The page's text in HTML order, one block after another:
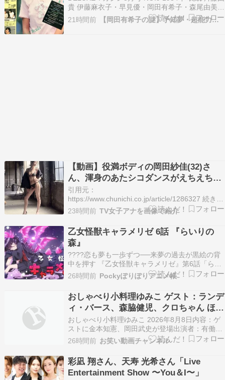
貴 伊藤麻衣子・早見優・岡田有希子・森尾由美・
加藤香子・フローレンス芳賀 鳥越マリ、他 続き
を読む >>
21時間前 【岡田有希子の謎】予知夢・超能力…
【動画】役満ボディの岡田紗佳(32)さ
ん、渾身のあたシコダンスがえちえちだ
と話題にｗｗｗｗｗｗ
引用元：
https://www.chunichi.co.jp/article/1286327 続きを
読む
23時間前 TV女子アナを画像で紹介
乙女怪獣キャラメリゼ 6話 『らいりの
森』
????恋も夢も一歩ずつ──来夢の過去が黒絵の背
中を押す 『乙女怪獣キャラメリゼ』第6話「らい
りの森」感想｜勇気をくれた憧れと、新たに動き
出す恋 ????作品情報 項目 内容 作品名 乙女怪獣
キャラメリゼ 話数 第6話 サブタイトル らいりの
森 放送時期 2026年夏アニメ ジャ…
26時間前 Pockyぽりぽりアニメ帳
おしゃべり小料理ゆみこ ゲスト：ランデ
ィ・バース、森脇健児、クロちゃん ほか
8月8日
おしゃべり小料理ゆみこ 2026年8月8日内容：ゲ
ストに金本知憲、岡田武史が登場出演者：有働由
美子 ランディ・バース 槙原寛己 森脇健児 増田英
彦 クロちゃん
26時間前 お笑い動画チャンネル
彩凪 翔さん、天寿 光希さん「Live
Entertainment Show 〜You＆I〜」